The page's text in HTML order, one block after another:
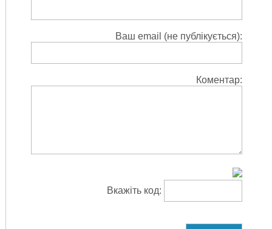
Ваш email (не публікується):
Коментар:
Вкажіть код: